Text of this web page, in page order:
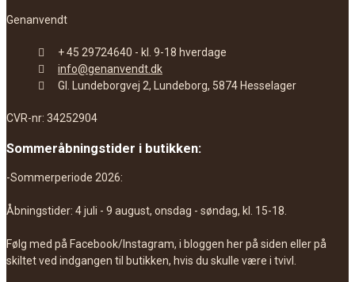
Genanvendt
+ 45 29724640 - kl. 9-18 hverdage
info@genanvendt.dk
Gl. Lundeborgvej 2, Lundeborg, 5874 Hesselager
CVR-nr: 34252904
Sommeråbningstider i butikken:
-Sommerperiode 2026:
Åbningstider: 4 juli - 9 august, onsdag - søndag, kl. 15-18.
Følg med på Facebook/Instagram, i bloggen her på siden eller på
skiltet ved indgangen til butikken, hvis du skulle være i tvivl.